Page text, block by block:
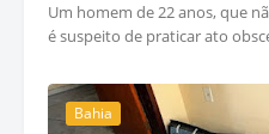
Um homem de 22 anos, que
é suspeito de praticar ato
Bahia